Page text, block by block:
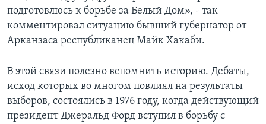
подготовлюсь к борьбе за Белый Дом», - так
комментировал ситуацию бывший губернатор от
Арканзаса республиканец Майк Хакаби.
В этой связи полезно вспомнить историю. Дебаты,
исход которых во многом повлиял на результаты
выборов, состоялись в 1976 году, когда действующий
президент Джеральд Форд вступил в борьбу с